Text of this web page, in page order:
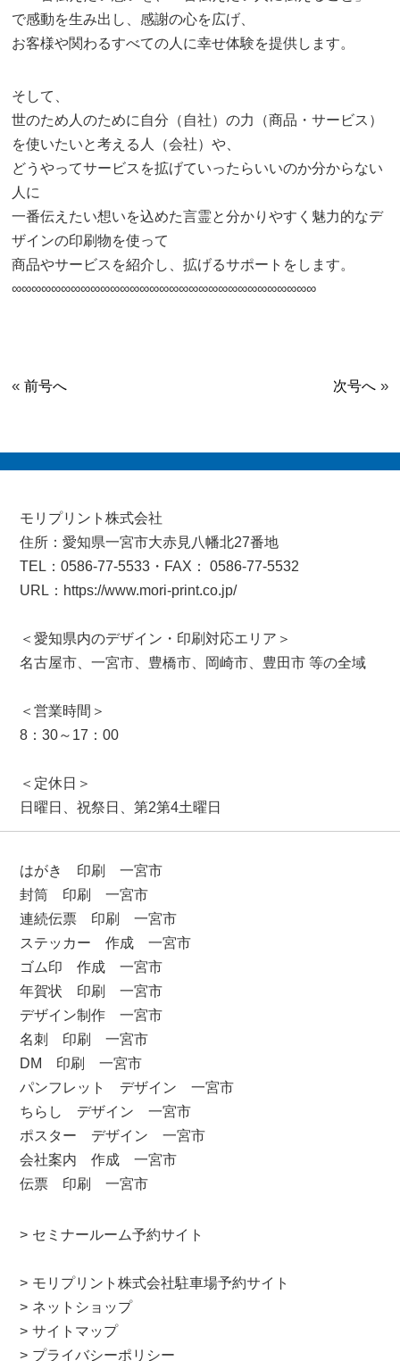
で感動を生み出し、感謝の心を広げ、
お客様や関わるすべての人に幸せ体験を提供します。
そして、
世のため人のために自分（自社）の力（商品・サービス）
を使いたいと考える人（会社）や、
どうやってサービスを拡げていったらいいのか分からない
人に
一番伝えたい想いを込めた言霊と分かりやすく魅力的なデ
ザインの印刷物を使って
商品やサービスを紹介し、拡げるサポートをします。
∞∞∞∞∞∞∞∞∞∞∞∞∞∞∞∞∞∞∞∞∞∞∞∞∞∞∞∞∞∞∞
«前号へ 次号へ»
はがき 印刷 一宮市
封筒 印刷 一宮市
連続伝票 印刷 一宮市
ステッカー 作成 一宮市
ゴム印 作成 一宮市
年賀状 印刷 一宮市
デザイン制作 一宮市
名刺 印刷 一宮市
DM 印刷 一宮市
パンフレット デザイン 一宮市
ちらし デザイン 一宮市
ポスター デザイン 一宮市
会社案内 作成 一宮市
伝票 印刷 一宮市
セミナールーム予約サイト
モリプリント株式会社駐車場予約サイト
ネットショップ
サイトマップ
プライバシーポリシー
モリプリント株式会社
住所：愛知県一宮市大赤見八幡北27番地
TEL：0586-77-5533・FAX： 0586-77-5532
URL：https://www.mori-print.co.jp/
＜愛知県内のデザイン・印刷対応エリア＞
名古屋市、一宮市、豊橋市、岡崎市、豊田市 等の全域
＜営業時間＞
8：30～17：00
＜定休日＞
日曜日、祝祭日、第2第4土曜日